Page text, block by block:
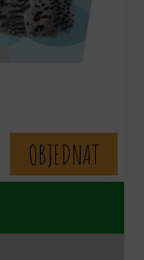
OBJEDNAT